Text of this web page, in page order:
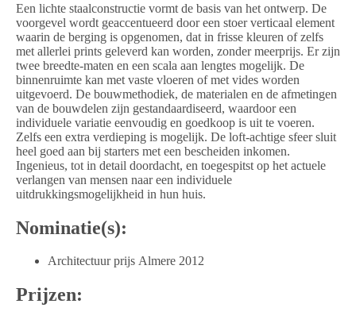
Een lichte staalconstructie vormt de basis van het ontwerp. De
voorgevel wordt geaccentueerd door een stoer verticaal element
waarin de berging is opgenomen, dat in frisse kleuren of zelfs
met allerlei prints geleverd kan worden, zonder meerprijs. Er zijn
twee breedte-maten en een scala aan lengtes mogelijk. De
binnenruimte kan met vaste vloeren of met vides worden
uitgevoerd. De bouwmethodiek, de materialen en de afmetingen
van de bouwdelen zijn gestandaardiseerd, waardoor een
individuele variatie eenvoudig en goedkoop is uit te voeren.
Zelfs een extra verdieping is mogelijk. De loft-achtige sfeer sluit
heel goed aan bij starters met een bescheiden inkomen.
Ingenieus, tot in detail doordacht, en toegespitst op het actuele
verlangen van mensen naar een individuele
uitdrukkingsmogelijkheid in hun huis.
Nominatie(s):
Architectuur prijs Almere 2012
Prijzen: